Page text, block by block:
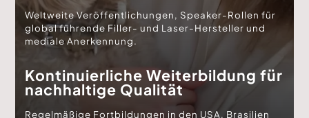
Weltweite Veröffentlichungen, Speaker-Rollen für
global führende Filler- und Laser-Hersteller und
mediale Anerkennung.
Kontinuierliche Weiterbildung für
nachhaltige Qualität
Regelmäßige Fortbildungen in den USA, Brasilien